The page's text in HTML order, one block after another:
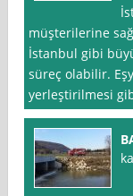
müşterilerine
İstanbul gibi
süreç olabilir.
yerleştirilmesi